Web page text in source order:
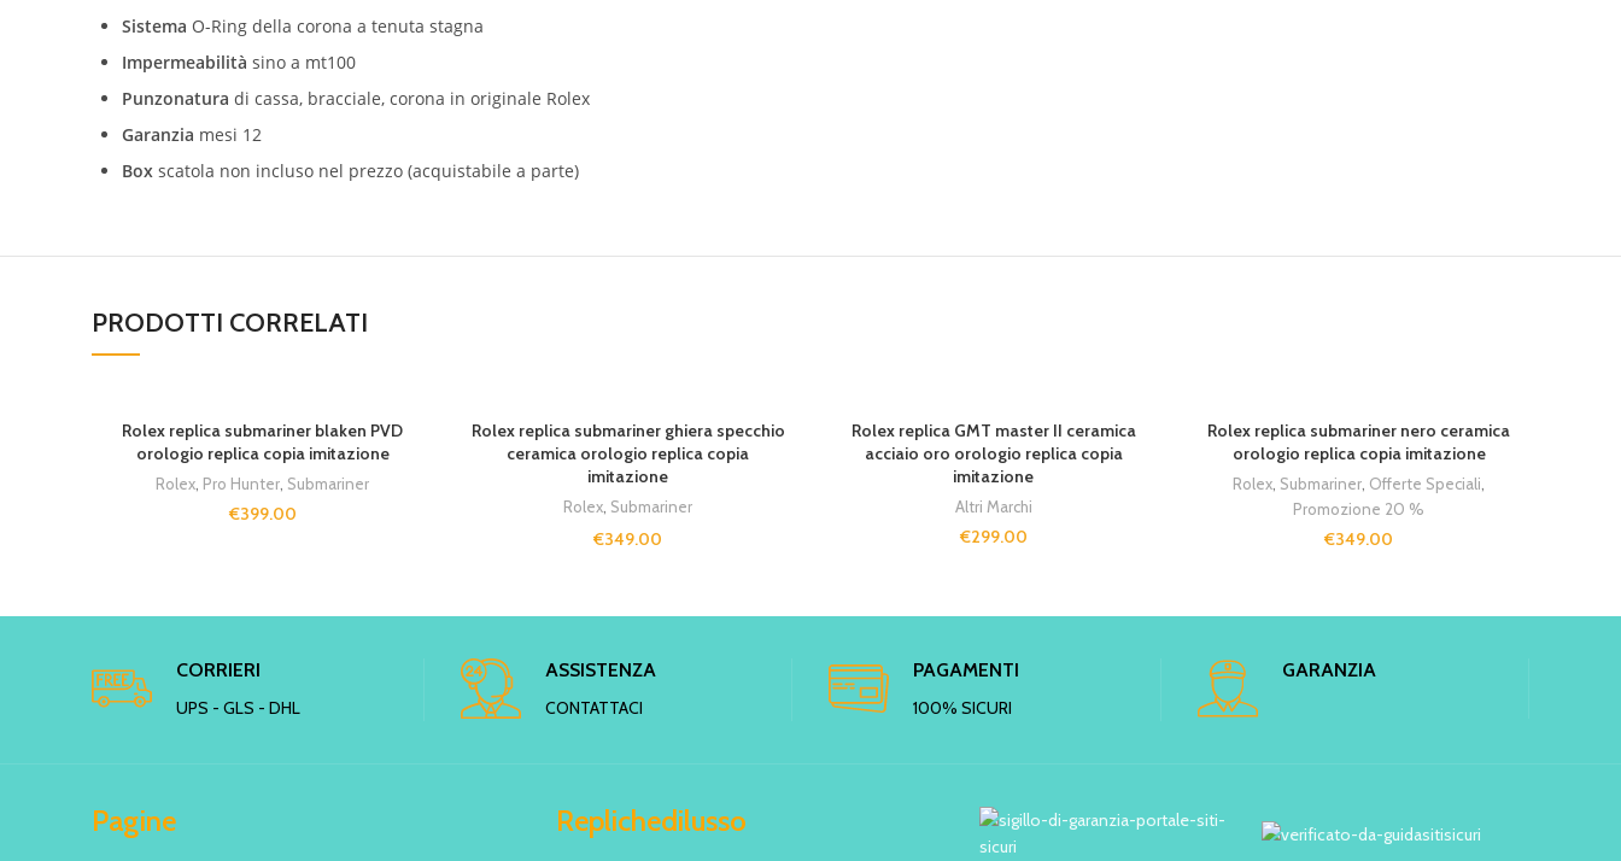
Sistema O-Ring della corona a tenuta stagna
Impermeabilità sino a mt100
Punzonatura di cassa, bracciale, corona in originale Rolex
Garanzia mesi 12
Box scatola non incluso nel prezzo (acquistabile a parte)
PRODOTTI CORRELATI
Rolex replica submariner blaken PVD
orologio replica copia imitazione
Rolex Pro Hunter Submariner
€399.00
Rolex replica submariner ghiera specchio
ceramica orologio replica copia
imitazione
Rolex Submariner
€349.00
Rolex replica GMT master II ceramica
acciaio oro orologio replica copia
imitazione
Altri Marchi
€299.00
Rolex replica submariner nero ceramica
orologio replica copia imitazione
Rolex Submariner Offerte Speciali
Promozione 20 %
€349.00
CORRIERI
UPS - GLS - DHL
ASSISTENZA
CONTATTACI
PAGAMENTI
100% SICURI
GARANZIA
Pagine Replichedilusso